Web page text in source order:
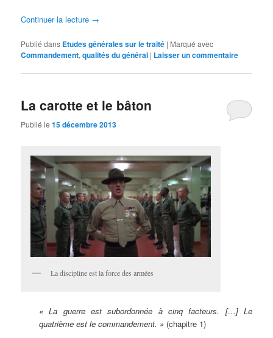
Continuer la lecture →
Publié dans Etudes générales sur le traité | Marqué avec
Commandement,qualités du général | Laisser un commentaire
La carotte et le bâton
Publié le15 décembre 2013
La discipline est la force des armées
« La guerre est subordonnée à cinq facteurs. […] Le
quatrième est le commandement. » (chapitre 1)